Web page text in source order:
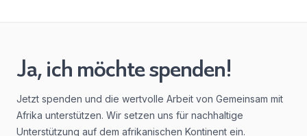
Ja, ich möchte spenden!
Jetzt spenden und die wertvolle Arbeit von Gemeinsam mit
Afrika unterstützen. Wir setzen uns für nachhaltige
Unterstützung auf dem afrikanischen Kontinent ein.